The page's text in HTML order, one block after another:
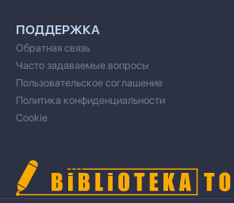
ПОДДЕРЖКА
Обратная связь
Часто задаваемые вопросы
Пользовательское соглашение
Политика конфиденциальности
Cookie